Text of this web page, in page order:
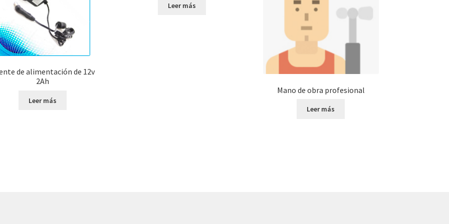
de alimentación de 12v
2Ah
Leer más
Leer más
Mano de obra profesional
Leer más